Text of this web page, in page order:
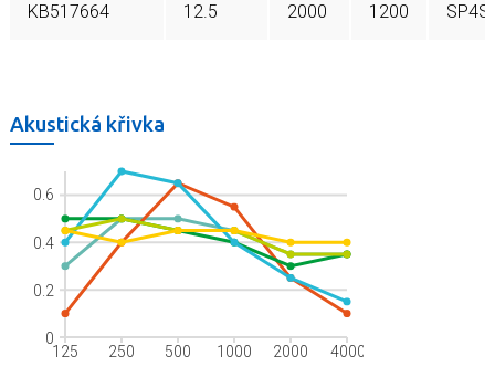
KB517664 12.5 2000 1200
Akustická křivka
125 250 500 1000 2000 4000
0
0.2
0.4
0.6